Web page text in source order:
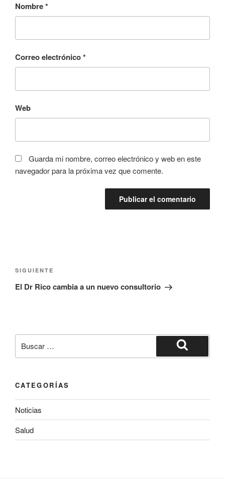
Nombre*
Correo electrónico*
Web
Guarda mi nombre, correo electrónico y web en este
navegador para la próxima vez que comente.
de
entradas
Siguiente
entrada
SIGUIENTE
El Dr Rico cambia a un nuevo consultorio
por:
Buscar
CATEGORÍAS
Noticias
Salud